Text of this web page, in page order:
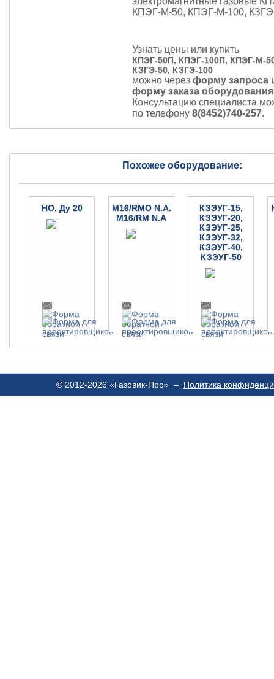
Узнать цены или купить
КПЭГ-50П, КПЭГ-100П, КПЭГ-М-
КЗГЭ-50, КЗГЭ-100
можно через форму запроса
форму заказа оборудования
Консультацию специалиста
по телефону 8(8452)740-257.
Похожее оборудование:
НО, Ду 20
M16/RMO N.A.
M16/RM N.A
КЗЭУГ-15,
КЗЭУГ-20,
КЗЭУГ-25,
КЗЭУГ-32,
КЗЭУГ-40,
КЗЭУГ-50
© 2012-2026 «Газовик-Про» – Политика